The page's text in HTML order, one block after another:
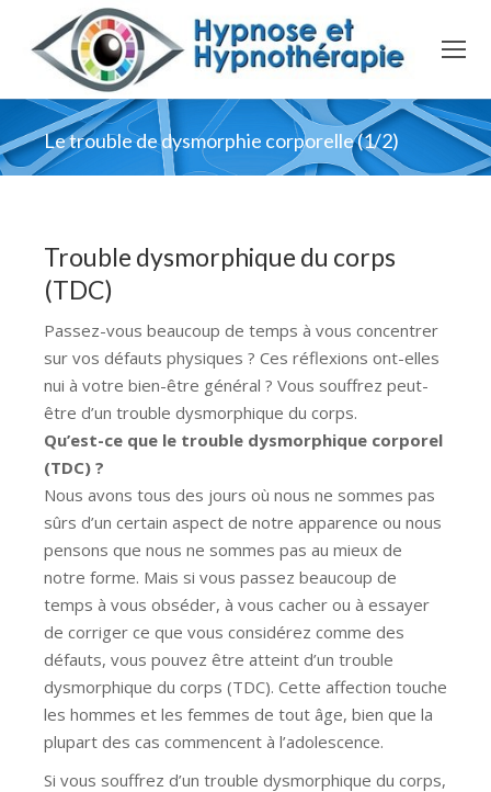
Le trouble de dysmorphie corporelle (1/2)
Trouble dysmorphique du corps
(TDC)
Passez-vous beaucoup de temps à vous concentrer
sur vos défauts physiques ? Ces réflexions ont-elles
nui à votre bien-être général ? Vous souffrez peut-
être d’un trouble dysmorphique du corps.
Qu’est-ce que le trouble dysmorphique corporel
(TDC) ?
Nous avons tous des jours où nous ne sommes pas
sûrs d’un certain aspect de notre apparence ou nous
pensons que nous ne sommes pas au mieux de
notre forme. Mais si vous passez beaucoup de
temps à vous obséder, à vous cacher ou à essayer
de corriger ce que vous considérez comme des
défauts, vous pouvez être atteint d’un trouble
dysmorphique du corps (TDC). Cette affection touche
les hommes et les femmes de tout âge, bien que la
plupart des cas commencent à l’adolescence.
Si vous souffrez d’un trouble dysmorphique du corps,